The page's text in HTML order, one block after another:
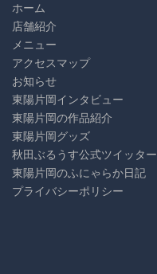
ホーム
店舗紹介
メニュー
アクセスマップ
お知らせ
東陽片岡インタビュー
東陽片岡の作品紹介
東陽片岡グッズ
秋田ぶるうす公式ツイッター
東陽片岡のふにゃらか日記
プライバシーポリシー